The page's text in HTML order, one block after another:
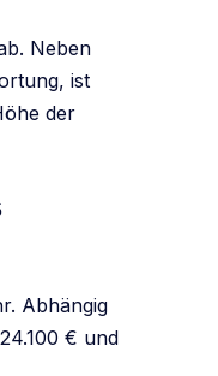
Neben
ist
der
Abhängig
€ und